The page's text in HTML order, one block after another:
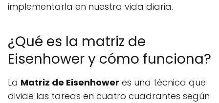
implementarla en nuestra vida diaria.
¿Qué es la matriz de
Eisenhower y cómo funciona?
La Matriz de Eisenhower es una técnica que
divide las tareas en cuatro cuadrantes según